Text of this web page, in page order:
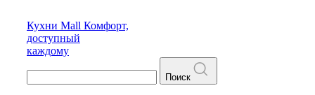
Кухни Mall Комфорт,
доступный
каждому
Поиск